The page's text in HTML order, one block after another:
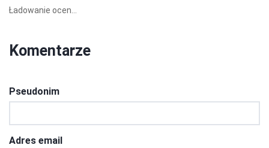
Ładowanie ocen...
Komentarze
Pseudonim
Adres email